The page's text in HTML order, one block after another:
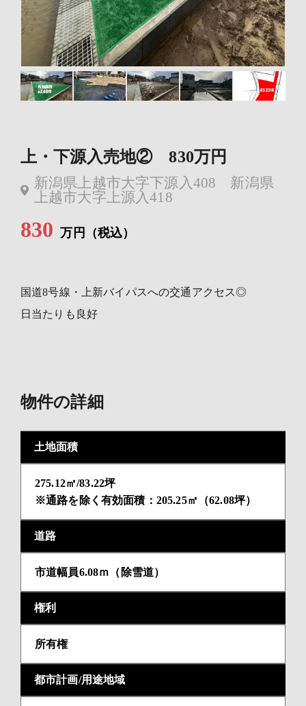
上・下源入売地② 830万円
新潟県上越市大字下源入408 新潟県
上越市大字上源入418
830 万円（税込）
国道8号線・上新バイパスへの交通アクセス◎
日当たりも良好
物件の詳細
土地面積
275.12㎡/83.22坪
※通路を除く有効面積：205.25㎡（62.08坪）
道路
市道幅員6.08ｍ（除雪道）
権利
所有権
都市計画/用途地域